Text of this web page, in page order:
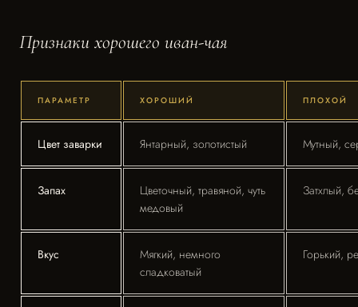
Признаки хорошего иван-чая
ПАРАМЕТР ХОРОШИЙ ПЛОХОЙ
Цвет заварки Янтарный, золотистый Мутный,
Запах
Цветочный, травяной, чуть
медовый
Затхлый,
Вкус
Мягкий, немного
сладковатый
Горький,